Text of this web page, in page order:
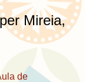
Mireia,
de